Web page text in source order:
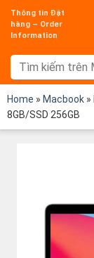
Chuyển
đến
dung
Thông tin Đặt
hàng – Order
Information
Home » Macbook »
8GB/SSD 256GB